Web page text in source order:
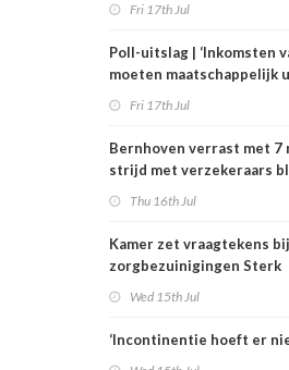
Fri 17th Jul
Poll-uitslag | ‘Inkomsten
moeten maatschappelijk
Fri 17th Jul
Bernhoven verrast met 7
strijd met verzekeraars
Thu 16th Jul
Kamer zet vraagtekens
zorgbezuinigingen Sterk
Wed 15th Jul
‘Incontinentie hoeft er